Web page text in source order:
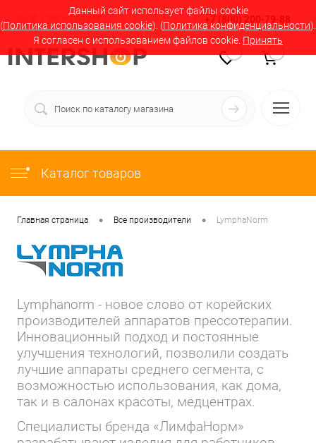
Данный сайт использует файлы cookie
(Политика использования cookie). (Политика конфиденциальности).
Я согласен с использованием файлов cookie. Принять
Вход Регистрация +7 (800) 200-79-88
Каталог товаров
Главная страница • Все производители • LymphaNorm
Lymphanorm - новое слово от корейских
производителей аппаратов прессотерапии.
Инновационный подход и постоянные
улучшения технологий, позволили создать
лучшие аппараты среднего сегмента, с
возможностью использования, как дома,
так и в салонах красоты, медцентрах.
Специалисты бренда «ЛимфаНорм»